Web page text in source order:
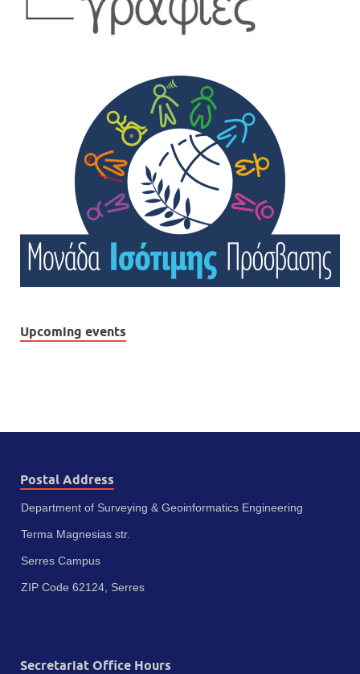
Upcoming events
Postal Address
Department of Surveying & Geoinformatics Engineering
Terma Magnesias str.
Serres Campus
ZIP Code 62124, Serres
Secretariat Office Hours